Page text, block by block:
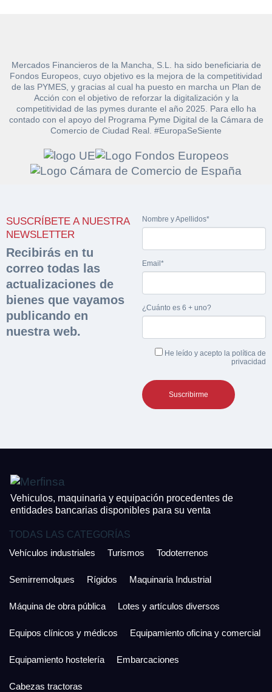
Mercados Financieros de la Mancha, S.L. ha sido beneficiaria de
Fondos Europeos, cuyo objetivo es la mejora de la competitividad
de las PYMES, y gracias al cual ha puesto en marcha un Plan de
Acción con el objetivo de reforzar la digitalización y la
competitividad de las pymes durante el año 2025. Para ello ha
contado con el apoyo del Programa Pyme Digital de la Cámara de
Comercio de Ciudad Real. #EuropaSeSiente
SUSCRÍBETE A NUESTRA
NEWSLETTER
Recibirás en tu
correo todas las
actualizaciones de
bienes que vayamos
publicando en
nuestra web.
Nombre y Apellidos*
Email*
¿Cuánto es 6 + uno?
He leído y acepto la política de
privacidad
Vehiculos, maquinaria y equipación procedentes de
entidades bancarias disponibles para su venta
TODAS LAS CATEGORÍAS
Vehículos industriales
Turismos Todoterrenos
Semirremolques Rígidos Maquinaria Industrial
Máquina de obra pública Lotes y artículos diversos
Equipos clínicos y médicos Equipamiento oficina y comercial
Equipamiento hostelería Embarcaciones
Cabezas tractoras
documentación
sobre la peritación
Rellene este formulario y recibirá en su email el
enlace para descargar la documentación
Nombre y Apellidos*
Email*
Razón social* CIF/DNI Ofertante*
Teléfono* Email*
Nombre y Apellidos*
Sobre Merfinsa
Venta de bienes muebles